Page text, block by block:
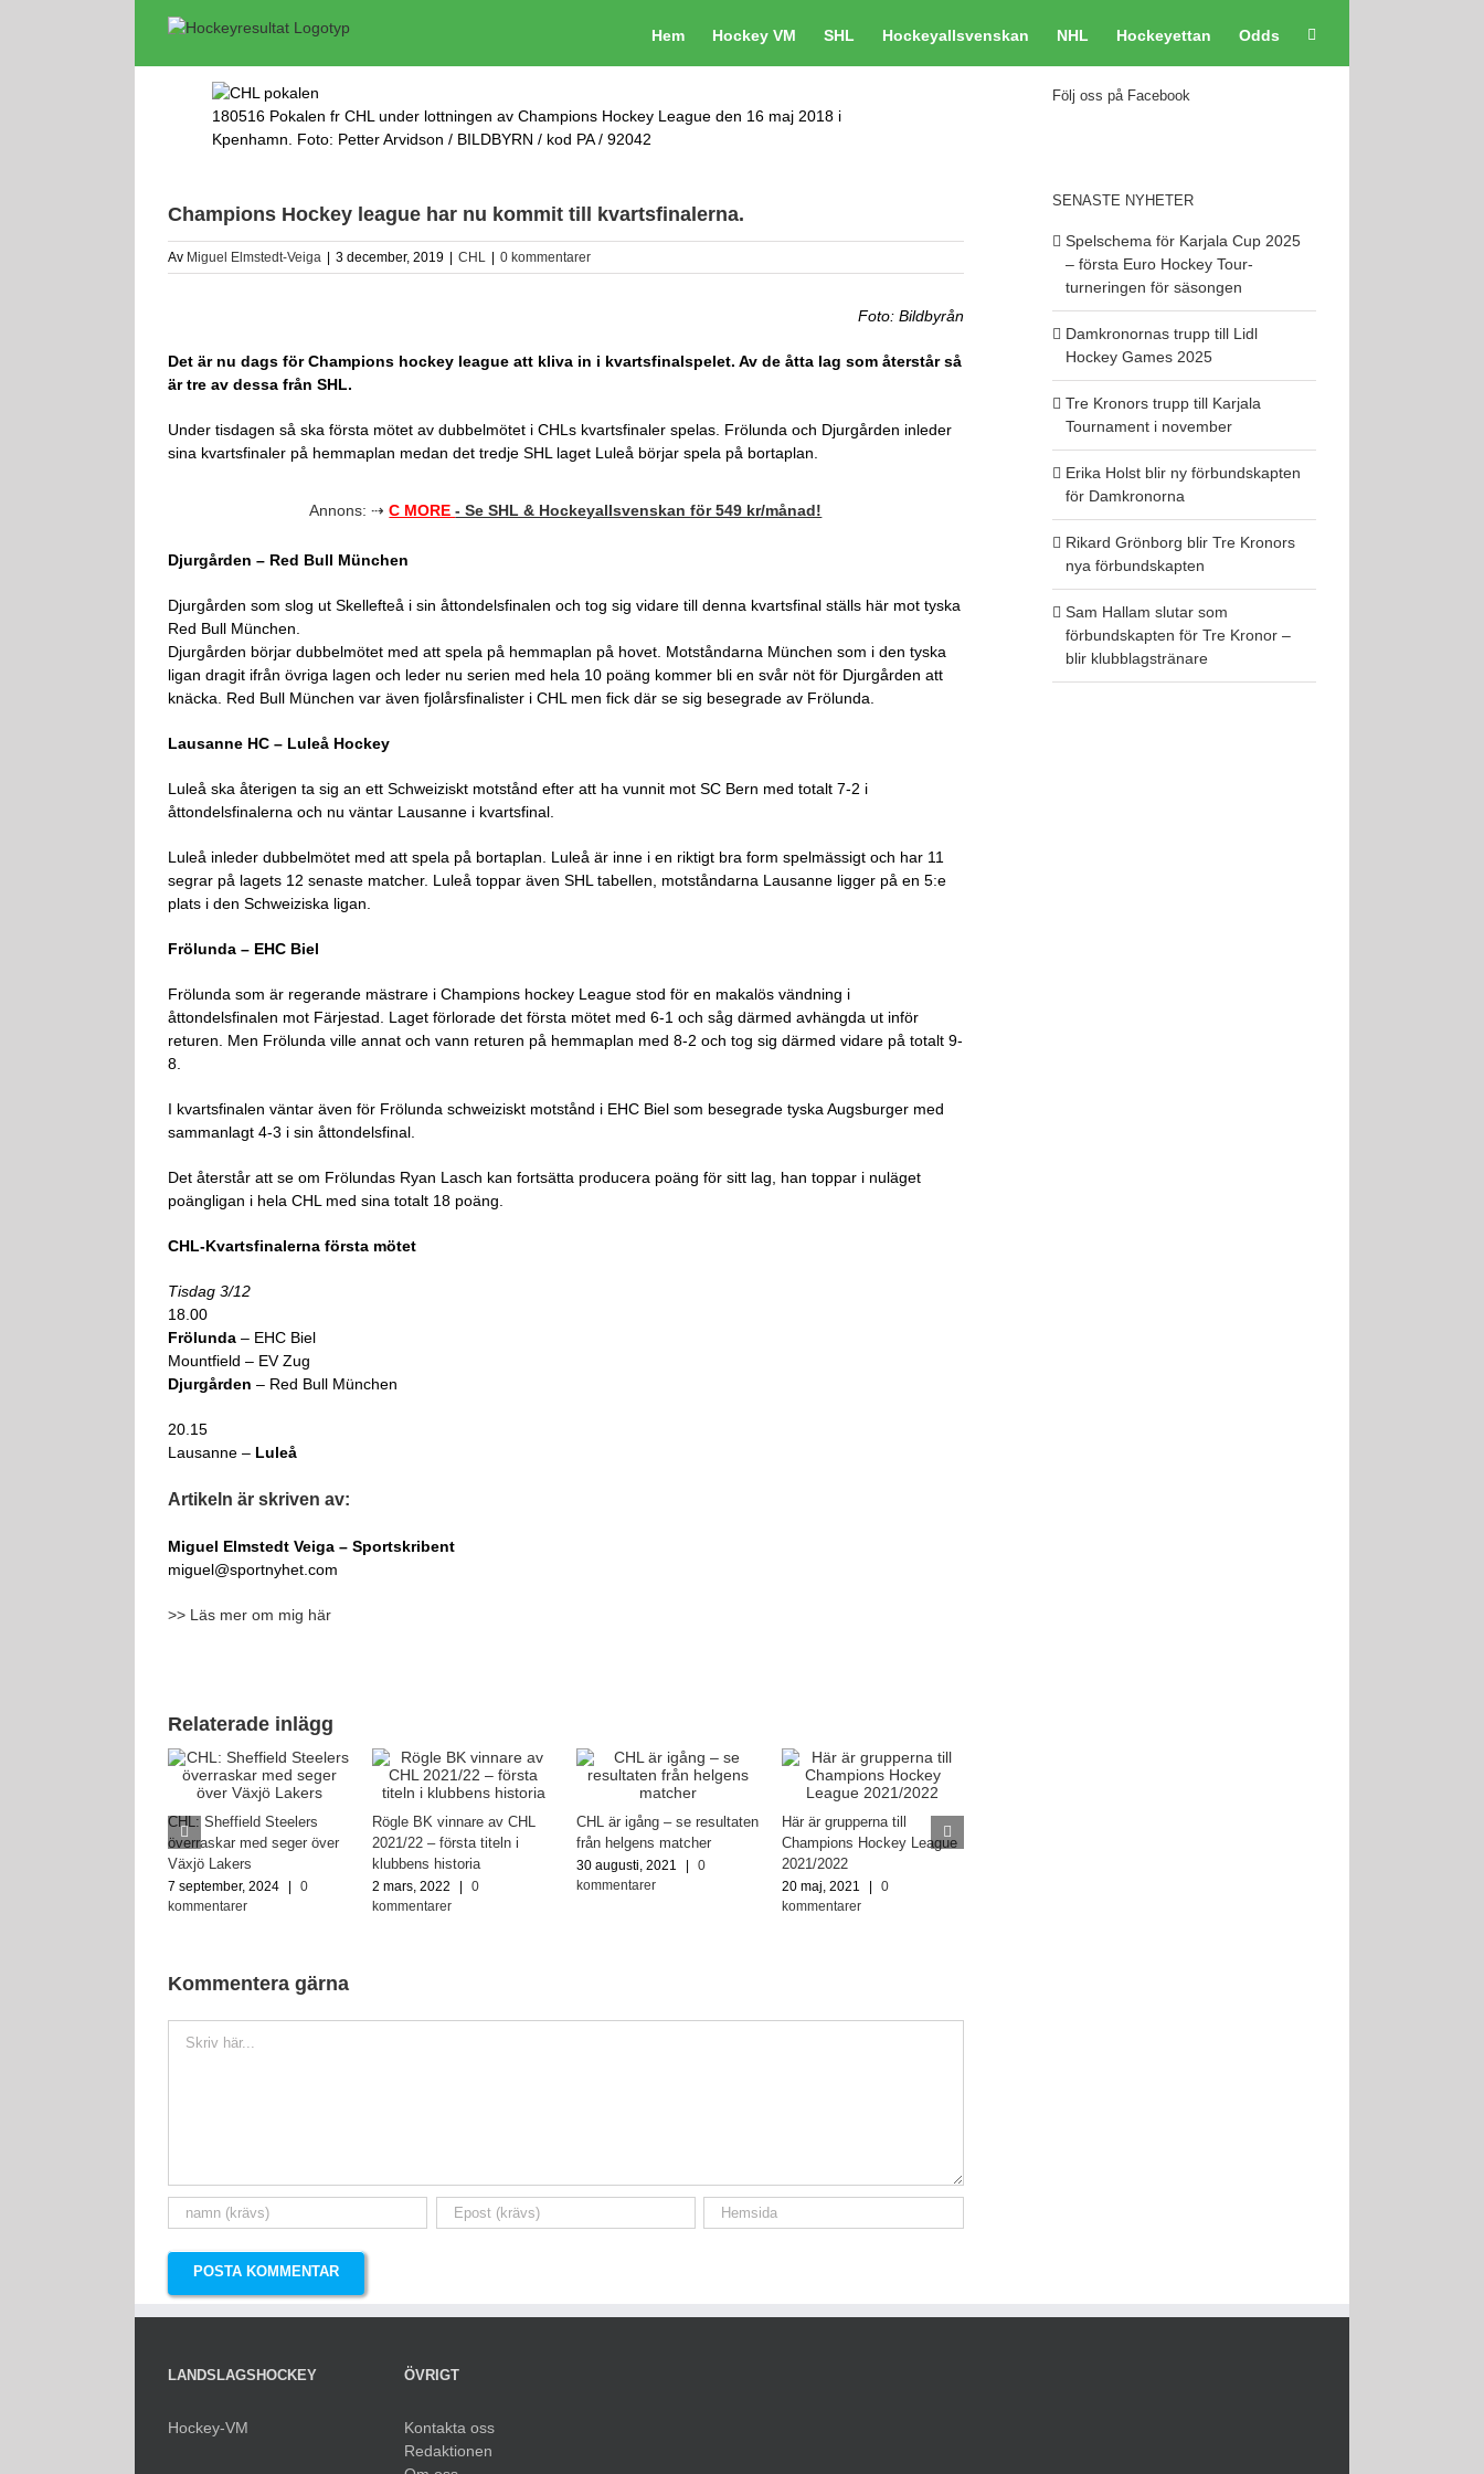
Hem Hockey VM SHL Hockeyallsvenskan NHL Hockeyettan Odds
180516 Pokalen fr CHL under lottningen av Champions Hockey League den 16 maj 2018 i
Kpenhamn. Foto: Petter Arvidson / BILDBYRN / kod PA / 92042
Champions Hockey league har nu kommit till kvartsfinalerna.
Av Miguel Elmstedt-Veiga 3 december, 2019 CHL 0 kommentarer
Foto: Bildbyrån
Det är nu dags för Champions hockey league att kliva in i kvartsfinalspelet. Av de åtta lag som återstår så
är tre av dessa från SHL.
Under tisdagen så ska första mötet av dubbelmötet i CHLs kvartsfinaler spelas. Frölunda och Djurgården inleder
sina kvartsfinaler på hemmaplan medan det tredje SHL laget Luleå börjar spela på bortaplan.
Annons: ⇢C MORE- Se SHL & Hockeyallsvenskan för 549 kr/månad!
Djurgården – Red Bull München
Djurgården som slog ut Skellefteå i sin åttondelsfinalen och tog sig vidare till denna kvartsfinal ställs här mot tyska
Red Bull München.
Djurgården börjar dubbelmötet med att spela på hemmaplan på hovet. Motståndarna München som i den tyska
ligan dragit ifrån övriga lagen och leder nu serien med hela 10 poäng kommer bli en svår nöt för Djurgården att
knäcka. Red Bull München var även fjolårsfinalister i CHL men fick där se sig besegrade av Frölunda.
Lausanne HC – Luleå Hockey
Luleå ska återigen ta sig an ett Schweiziskt motstånd efter att ha vunnit mot SC Bern med totalt 7-2 i
åttondelsfinalerna och nu väntar Lausanne i kvartsfinal.
Luleå inleder dubbelmötet med att spela på bortaplan. Luleå är inne i en riktigt bra form spelmässigt och har 11
segrar på lagets 12 senaste matcher. Luleå toppar även SHL tabellen, motståndarna Lausanne ligger på en 5:e
plats i den Schweiziska ligan.
Frölunda – EHC Biel
Frölunda som är regerande mästrare i Champions hockey League stod för en makalös vändning i
åttondelsfinalen mot Färjestad. Laget förlorade det första mötet med 6-1 och såg därmed avhängda ut inför
returen. Men Frölunda ville annat och vann returen på hemmaplan med 8-2 och tog sig därmed vidare på totalt 9-
8.
I kvartsfinalen väntar även för Frölunda schweiziskt motstånd i EHC Biel som besegrade tyska Augsburger med
sammanlagt 4-3 i sin åttondelsfinal.
Det återstår att se om Frölundas Ryan Lasch kan fortsätta producera poäng för sitt lag, han toppar i nuläget
poängligan i hela CHL med sina totalt 18 poäng.
CHL-Kvartsfinalerna första mötet
Tisdag 3/12
18.00
Frölunda – EHC Biel
Mountfield – EV Zug
Djurgården – Red Bull München
20.15
Lausanne – Luleå
Artikeln är skriven av:
Miguel Elmstedt Veiga – Sportskribent
miguel@sportnyhet.com
>> Läs mer om mig här
Relaterade inlägg
CHL: Sheffield Steelers
överraskar med seger över
Växjö Lakers
7 september, 2024 |
0
kommentarer
Rögle BK vinnare av CHL
2021/22 – första titeln i
klubbens historia
2 mars, 2022 |
0
kommentarer
CHL är igång – se resultaten
från helgens matcher
30 augusti, 2021 |
0
kommentarer
Här är grupperna till
Champions Hockey League
2021/2022
20 maj, 2021 |
0
kommentarer
Kommentera gärna
Följ oss på Facebook
SENASTE NYHETER
Spelschema för Karjala Cup 2025
– första Euro Hockey Tour-
turneringen för säsongen
Damkronornas trupp till Lidl
Hockey Games 2025
Tre Kronors trupp till Karjala
Tournament i november
Erika Holst blir ny förbundskapten
för Damkronorna
Rikard Grönborg blir Tre Kronors
nya förbundskapten
Sam Hallam slutar som
förbundskapten för Tre Kronor –
blir klubblagstränare
LANDSLAGSHOCKEY
Hockey-VM
ÖVRIGT
Kontakta oss
Redaktionen